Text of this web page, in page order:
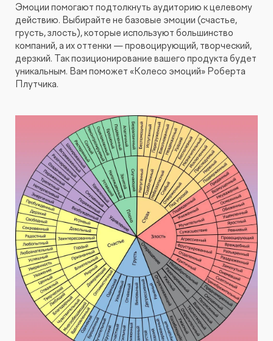
Эмоции помогают подтолкнуть аудиторию к целевому
действию. Выбирайте не базовые эмоции (счастье,
грусть, злость), которые используют большинство
компаний, а их оттенки — провоцирующий, творческий,
дерзкий. Так позиционирование вашего продукта будет
уникальным. Вам поможет «Колесо эмоций» Роберта
Плутчика.